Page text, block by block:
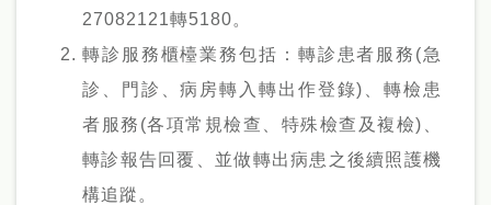
27082121轉5180。
轉診服務櫃檯業務包括：轉診患者服務(急
診、門診、病房轉入轉出作登錄)、轉檢患
者服務(各項常規檢查、特殊檢查及複檢)、
轉診報告回覆、並做轉出病患之後續照護機
構追蹤。